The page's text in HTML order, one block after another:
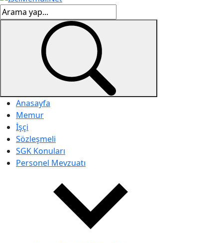
Anasayfa
Memur
İşçi
Sözleşmeli
SGK Konuları
Personel Mevzuatı